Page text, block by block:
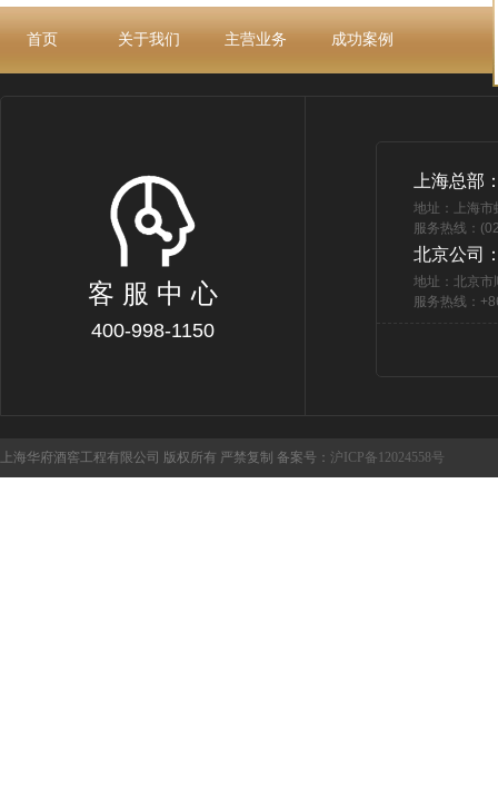
首页 关于我们 主营业务 成功案例
客 服 中 心
400-998-1150
上海总部
地址：上海
服务热线：
北京公司
地址：北京市
服务热线：
上海华府酒窖工程有限公司 版权所有 严禁复制 备案号： 沪ICP备12024558号